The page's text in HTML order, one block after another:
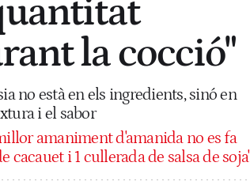
la cocció"
no està en els ingredients, sinó en
i el sabor
amaniment d'amanida no es fa
cacauet i 1 cullerada de salsa de